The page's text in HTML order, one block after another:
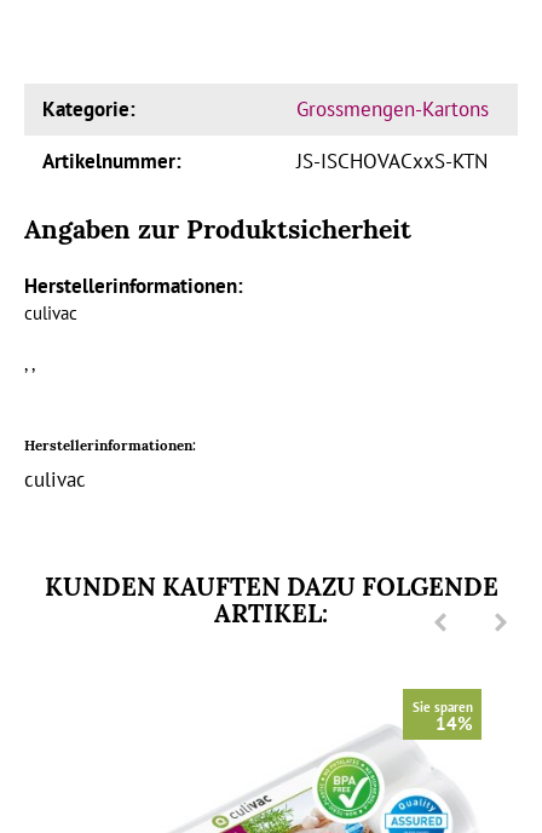
Kategorie:
Grossmengen-Kartons
Artikelnummer:
JS-ISCHOVACxxS-KTN
Angaben zur Produktsicherheit
Herstellerinformationen:
culivac
, ,
Herstellerinformationen:
culivac
KUNDEN KAUFTEN DAZU FOLGENDE
ARTIKEL:
Sie sparen
14%